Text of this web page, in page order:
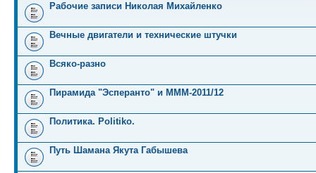
Рабочие записи Николая Михайленко
Вечные двигатели и технические штучки
Всяко-разно
Пирамида "Эсперанто" и MMM-2011/12
Политика. Politiko.
Путь Шамана Якута Габышева